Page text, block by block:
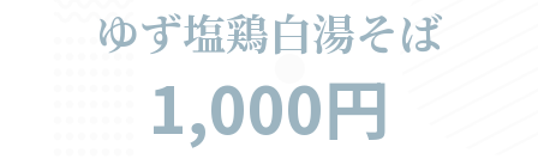
ゆず塩鶏白湯そば
1,000円